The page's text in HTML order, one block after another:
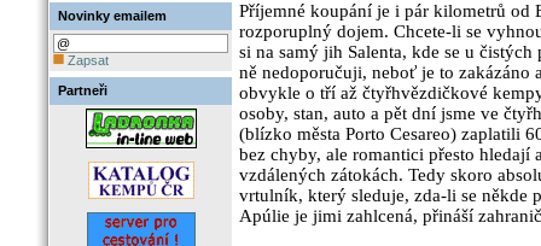
Novinky emailem
Zapsat
Partneři
Příjemné koupání je i pár kilometrů od
rozporuplný dojem. Chcete-li se
si na samý jih Salenta, kde se u
ně nedoporučuji, neboť je to zakázáno
obvykle o tří až čtyřhvězdičkové
osoby, stan, auto a pět dní jsme ve
(blízko města Porto Cesareo) zaplatili
bez chyby, ale romantici přesto
vzdálených zátokách. Tedy skoro
vrtulník, který sleduje, zda-li se někde
Apúlie je jimi zahlcená, přináší